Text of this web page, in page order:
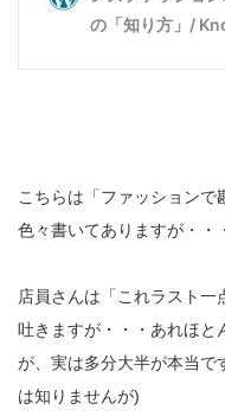
こちらは「ファッションで
色々書いてありますが・・
店員さんは「これラスト一
吐きますが・・・あれほと
が、実は多分大半が本当で
は知りませんが)